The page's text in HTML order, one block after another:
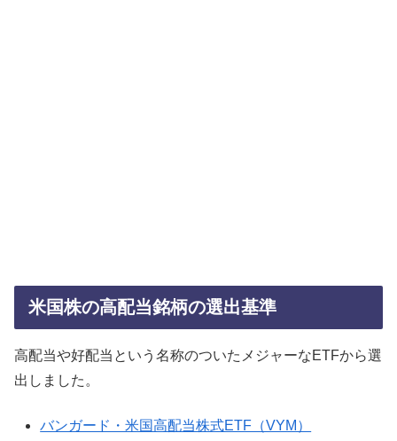
米国株の高配当銘柄の選出基準
高配当や好配当という名称のついたメジャーなETFから選
出しました。
バンガード・米国高配当株式ETF（VYM）